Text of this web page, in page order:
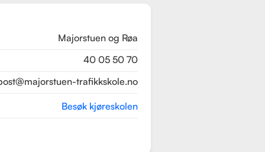
Majorstuen og Røa
40 05 50 70
trafikkskole.no
Besøk kjøreskolen